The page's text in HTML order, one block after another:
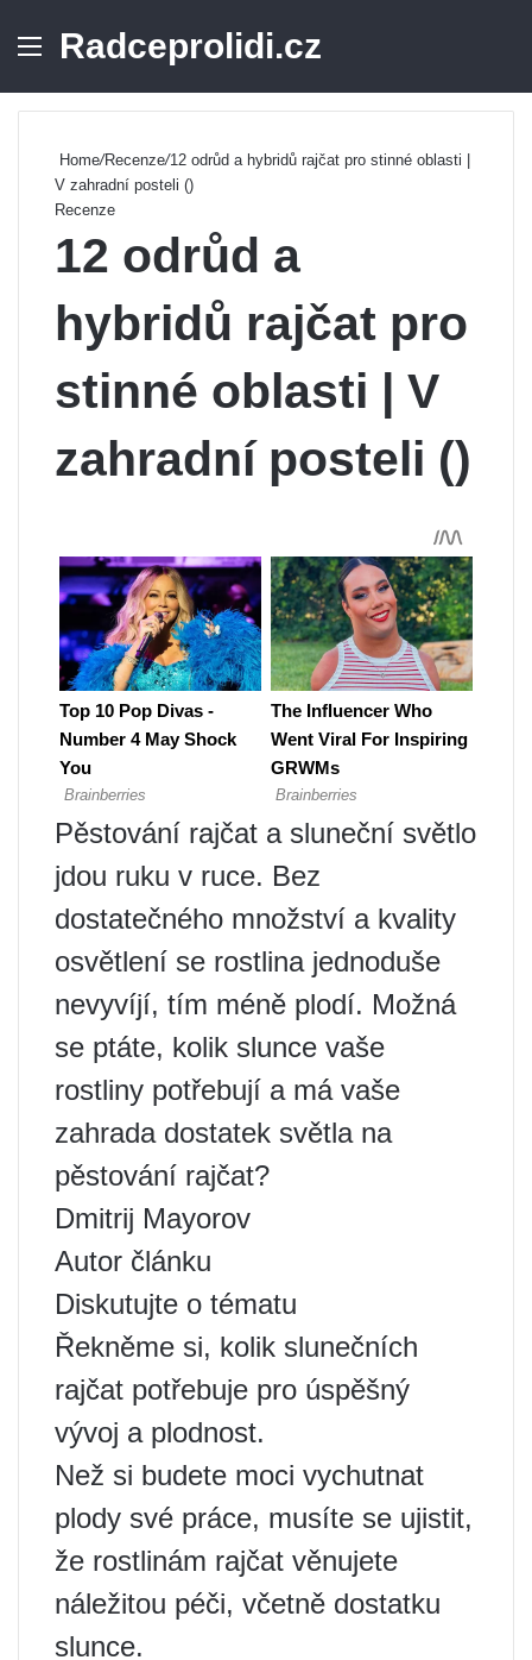
Menu
Radceprolidi.cz
Home/Recenze/12 odrůd a hybridů rajčat pro stinné oblasti |
V zahradní posteli ()
Recenze
12 odrůd a
hybridů rajčat pro
stinné oblasti | V
zahradní posteli ()
Pěstování rajčat a sluneční světlo
jdou ruku v ruce. Bez
dostatečného množství a kvality
osvětlení se rostlina jednoduše
nevyvíjí, tím méně plodí. Možná
se ptáte, kolik slunce vaše
rostliny potřebují a má vaše
zahrada dostatek světla na
pěstování rajčat?
Dmitrij Mayorov
Autor článku
Diskutujte o tématu
Řekněme si, kolik slunečních
rajčat potřebuje pro úspěšný
vývoj a plodnost.
Než si budete moci vychutnat
plody své práce, musíte se ujistit,
že rostlinám rajčat věnujete
náležitou péči, včetně dostatku
slunce.